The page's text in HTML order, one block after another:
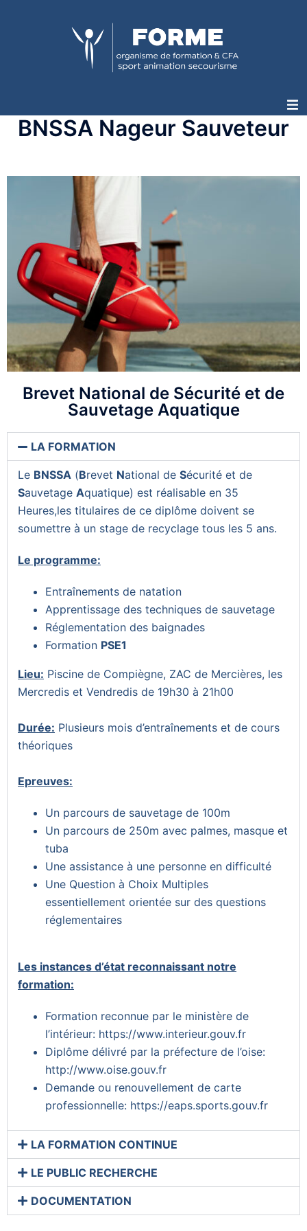
BNSSA Nageur Sauveteur
Brevet National de Sécurité et de
Sauvetage Aquatique
LA FORMATION
Le BNSSA (Brevet National de Sécurité et de
Sauvetage Aquatique) est réalisable en 35
Heures,les titulaires de ce diplôme doivent se
soumettre à un stage de recyclage tous les 5 ans.
Le programme:
Entraînements de natation
Apprentissage des techniques de sauvetage
Réglementation des baignades
Formation PSE1
Lieu: Piscine de Compiègne, ZAC de Mercières, les
Mercredis et Vendredis de 19h30 à 21h00
Durée: Plusieurs mois d’entraînements et de cours
théoriques
Epreuves:
Un parcours de sauvetage de 100m
Un parcours de 250m avec palmes, masque et
tuba
Une assistance à une personne en difficulté
Une Question à Choix Multiples
essentiellement orientée sur des questions
réglementaires
Les instances d’état reconnaissant notre
formation:
Formation reconnue par le ministère de
l’intérieur: https://www.interieur.gouv.fr
Diplôme délivré par la préfecture de l’oise:
http://www.oise.gouv.fr
Demande ou renouvellement de carte
professionnelle: https://eaps.sports.gouv.fr
LA FORMATION CONTINUE
LE PUBLIC RECHERCHE
DOCUMENTATION